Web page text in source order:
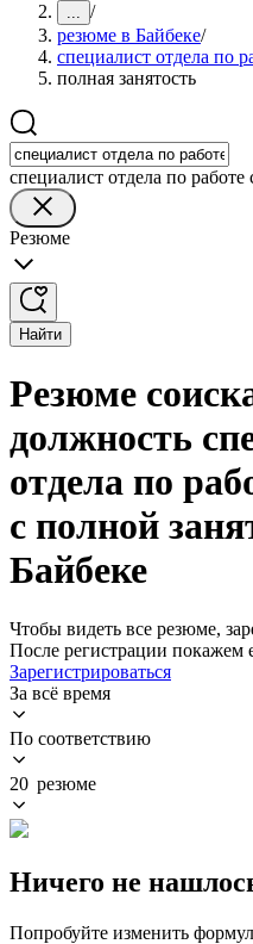
... /
резюме в Байбеке/
специалист отдела по
полная занятость
специалист отдела по работе
Резюме
Найти
Резюме
должность
отдела по
с полной
Байбеке
Чтобы видеть все резюме,
После регистрации покажем
Зарегистрироваться
За всё время
По соответствию
20 резюме
Ничего не
Попробуйте изменить